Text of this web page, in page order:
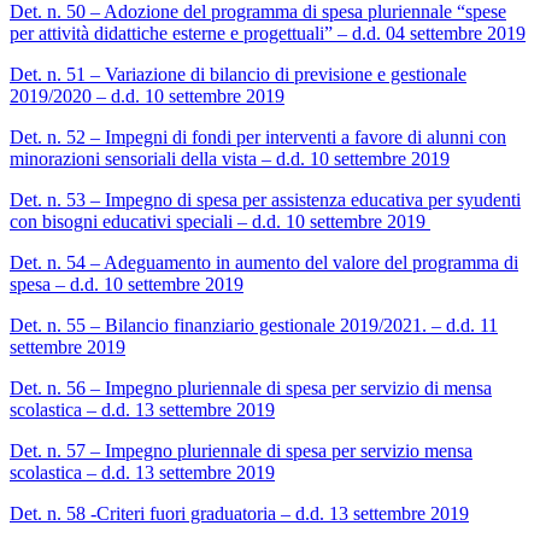
Det. n. 50 – Adozione del programma di spesa pluriennale “spese
per attività didattiche esterne e progettuali” – d.d. 04 settembre 2019
Det. n. 51 – Variazione di bilancio di previsione e gestionale
2019/2020 – d.d. 10 settembre 2019
Det. n. 52 – Impegni di fondi per interventi a favore di alunni con
minorazioni sensoriali della vista – d.d. 10 settembre 2019
Det. n. 53 – Impegno di spesa per assistenza educativa per syudenti
con bisogni educativi speciali – d.d. 10 settembre 2019
Det. n. 54 – Adeguamento in aumento del valore del programma di
spesa – d.d. 10 settembre 2019
Det. n. 55 – Bilancio finanziario gestionale 2019/2021. – d.d. 11
settembre 2019
Det. n. 56 – Impegno pluriennale di spesa per servizio di mensa
scolastica – d.d. 13 settembre 2019
Det. n. 57 – Impegno pluriennale di spesa per servizio mensa
scolastica – d.d. 13 settembre 2019
Det. n. 58 -Criteri fuori graduatoria – d.d. 13 settembre 2019